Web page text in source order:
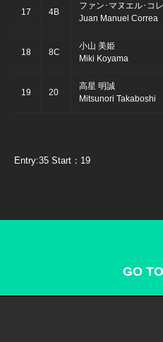
17 4B
ファン･マヌエル･コ
Juan Manuel Correa
18 8C
小山 美姫
Miki Koyama
19 20
高星 明誠
Mitsunori Takaboshi
Entry:35 Start：19
GO